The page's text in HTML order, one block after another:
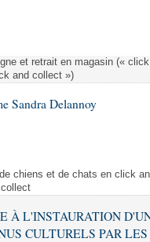
et retrait en magasin («
and collect »)
Sandra Delannoy
chiens et de chats en click
À L'INSTAURATION
CULTURELS PAR LES